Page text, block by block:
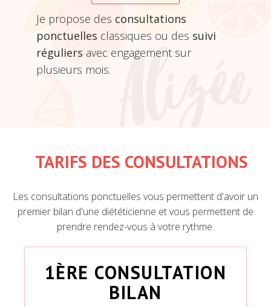
Je propose des consultations
ponctuelles classiques ou des suivi
réguliers avec engagement sur
plusieurs mois.
TARIFS DES CONSULTATIONS
Les consultations ponctuelles vous permettent d'avoir un
premier bilan d'une diététicienne et vous permettent de
prendre rendez-vous à votre rythme.
1ÈRE CONSULTATION
BILAN